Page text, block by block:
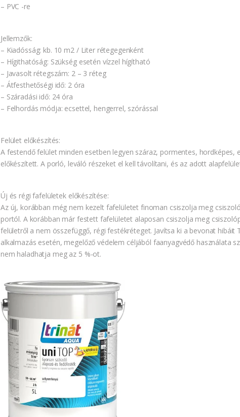
– PVC -re
Jellemzők:
– Kiadósság: kb. 10 m2 / Liter rétegegenként
– Hígithatóság: Szükség esetén vízzel hígítható
– Javasolt rétegszám: 2 – 3 réteg
– Átfesthetőségi idő: 2 óra
– Száradási idő: 24 óra
– Felhordás módja: ecsettel, hengerrel, szórással
Felület előkészítés:
A festendő felület minden esetben legyen száraz, pormentes, hordképes,
előkészített. A porló, leváló részeket el kell távolítani, és az adott
Új és régi fafelületek előkészítése:
Az új, korábban még nem kezelt fafelületet finoman csiszolja meg
portól. A korábban már festett fafelületet alaposan csiszolja meg
felületről a nem összefüggő, régi festékréteget. Javítsa ki a bevonat
alkalmazás esetén, megelőző védelem céljából faanyagvédő használata
nem haladhatja meg az 5 %-ot.